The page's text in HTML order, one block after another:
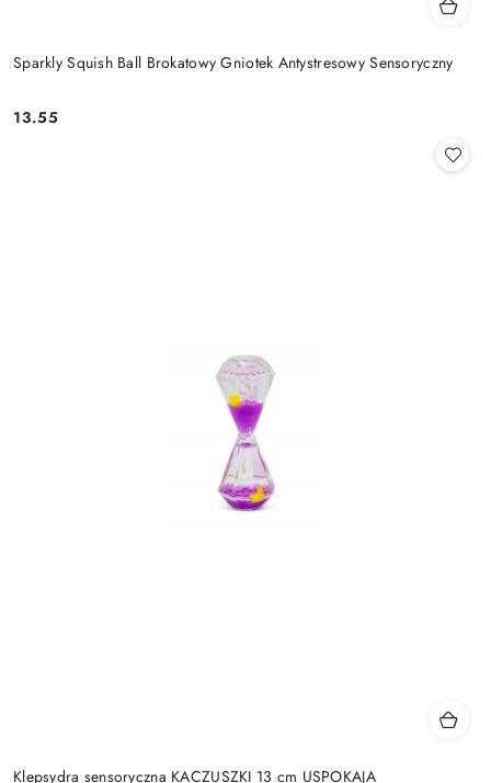
Sparkly Squish Ball Brokatowy Gniotek Antystresowy Sensoryczny
Cena:
13.55
Klepsydra sensoryczna KACZUSZKI 13 cm USPOKAJA